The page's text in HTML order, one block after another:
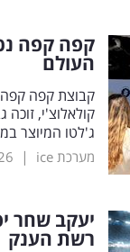
קפה קפה
העולם
קולאלוצ'י,
ג'לטו המיוצר
מערכת ice |
יעקב שחר
רשת הענק